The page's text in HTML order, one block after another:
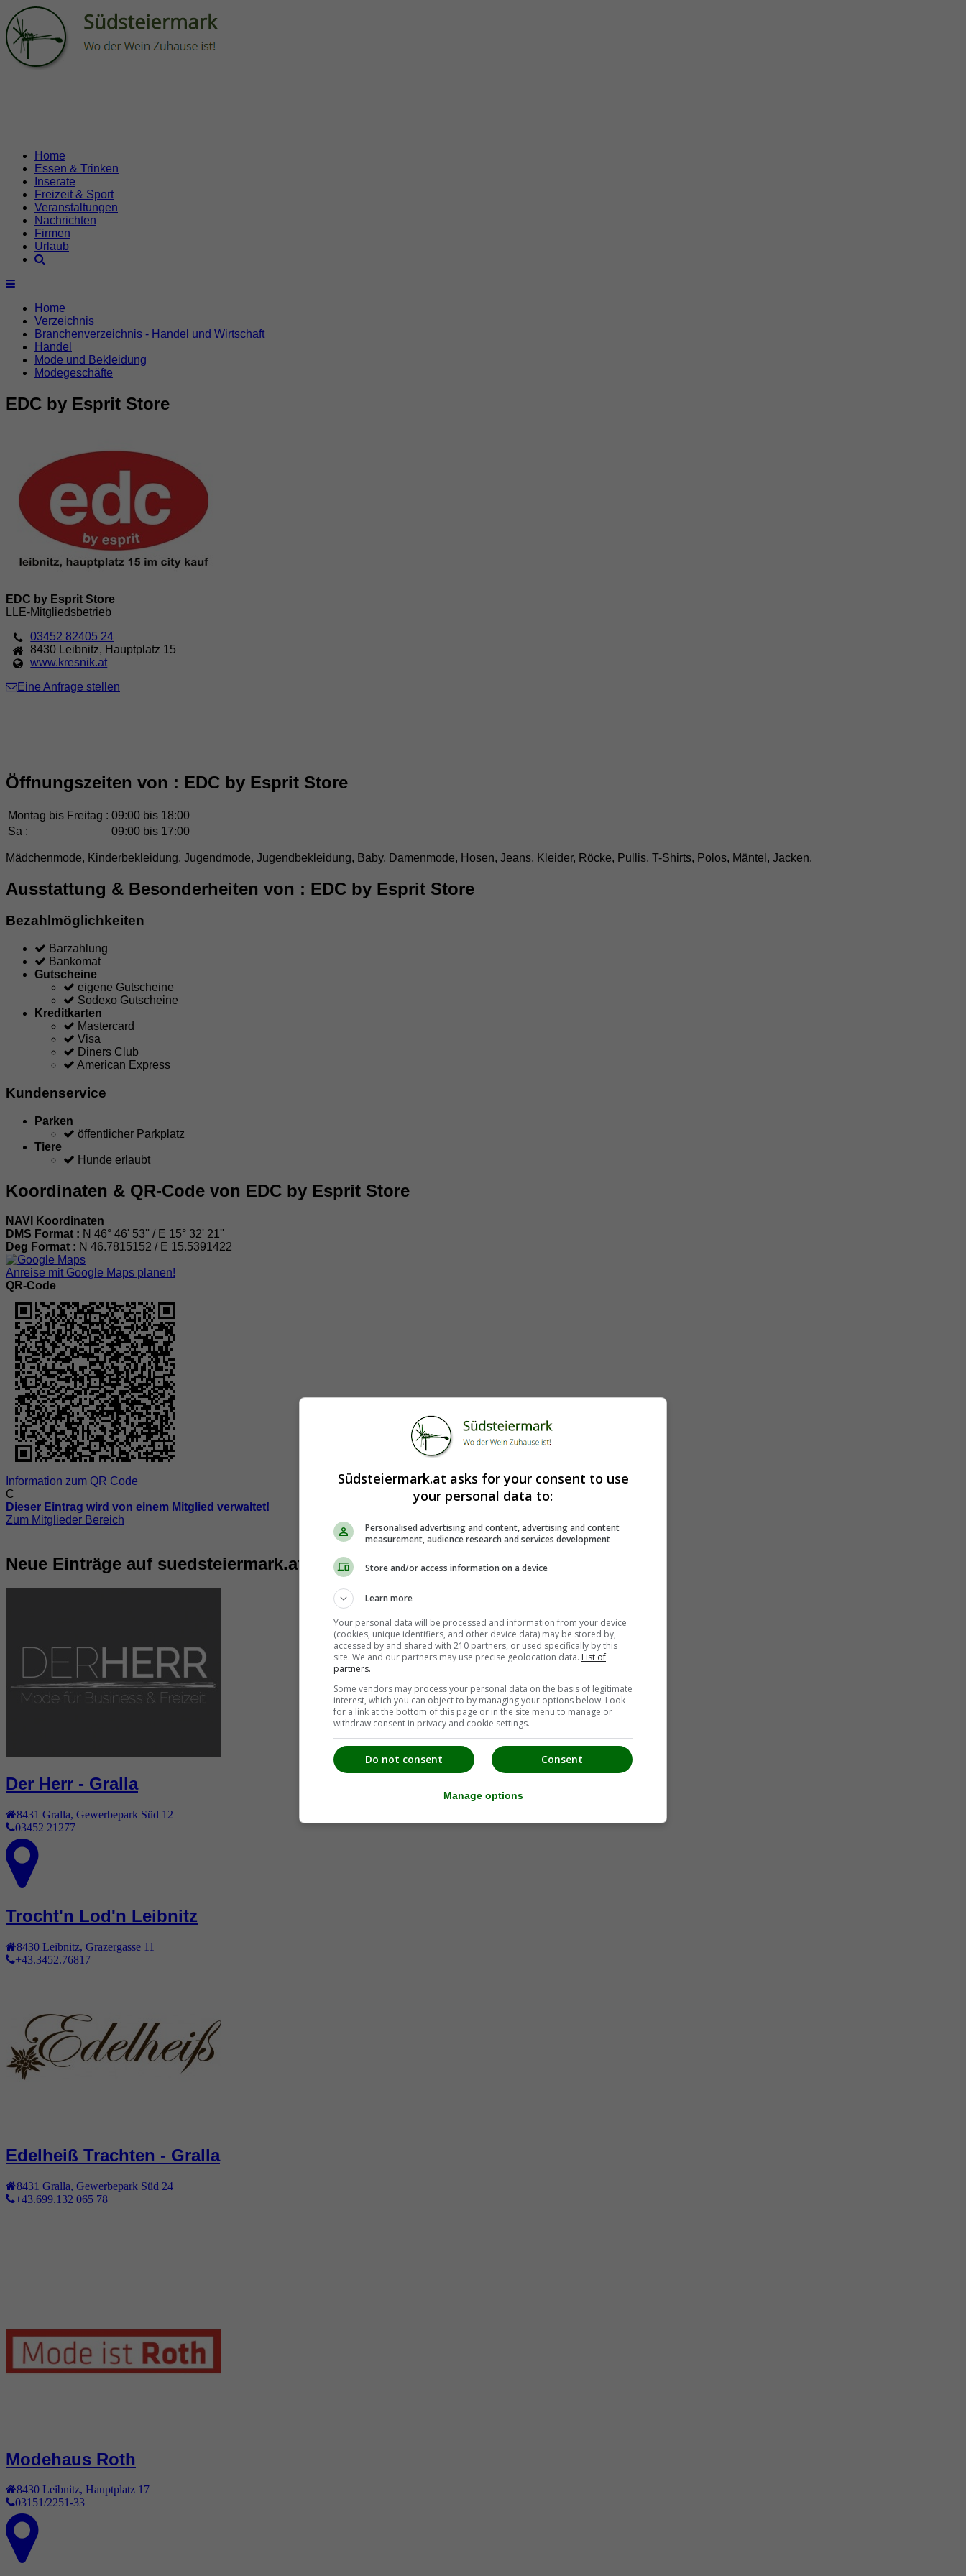
Home
Essen & Trinken
Inserate
Freizeit & Sport
Veranstaltungen
Nachrichten
Firmen
Urlaub
Home
Verzeichnis
Branchenverzeichnis - Handel und Wirtschaft
Handel
Mode und Bekleidung
Modegeschäfte
EDC by Esprit Store
EDC by Esprit Store
LLE-Mitgliedsbetrieb
03452 82405 24
8430
Leibnitz, Hauptplatz 15
www.kresnik.at
Eine Anfrage stellen
Öffnungszeiten von : EDC by Esprit Store
Montag bis Freitag : 09:00 bis 18:00
Sa :
09:00 bis 17:00
Mädchenmode, Kinderbekleidung, Jugendmode, Jugendbekleidung, Baby, Damenmode, Hosen, Jeans, Kleider, Röcke, Pullis, T-Shirts, Polos, Mäntel, Jacken.
Ausstattung & Besonderheiten von : EDC by Esprit Store
Bezahlmöglichkeiten
Barzahlung
Bankomat
Gutscheine
eigene Gutscheine
Sodexo Gutscheine
Kreditkarten
Mastercard
Visa
Diners Club
American Express
Kundenservice
Parken
öffentlicher Parkplatz
Tiere
Hunde erlaubt
Koordinaten & QR-Code von EDC by Esprit Store
NAVI Koordinaten
DMS Format : N 46° 46' 53'' / E 15° 32' 21''
Deg Format : N 46.7815152 / E 15.5391422
Anreise mit Google Maps planen!
QR-Code
Information zum QR Code
C
Dieser Eintrag wird von einem Mitglied verwaltet!
Zum Mitglieder Bereich
Neue Einträge auf suedsteiermark.at
Der Herr - Gralla
8431 Gralla Gewerbepark Süd 12
03452 21277
Trocht'n Lod'n Leibnitz
8430 Leibnitz Grazergasse 11
+43.3452.76817
Edelheiß Trachten - Gralla
8431 Gralla Gewerbepark Süd 24
+43.699.132 065 78
Modehaus Roth
8430 Leibnitz, Hauptplatz 17
03151/2251-33
Südsteiermark.at asks for your consent to use
your personal data to:
Personalised advertising and content, advertising and content
measurement, audience research and services development
Store and/or access information on a device
Learn more
Your personal data will be processed and information from your device
(cookies, unique identifiers, and other device data) may be stored by,
accessed by and shared with 210 partners, or used specifically by this
site. We and our partners may use precise geolocation data. List of
partners.
Some vendors may process your personal data on the basis of legitimate
interest, which you can object to by managing your options below. Look
for a link at the bottom of this page or in the site menu to manage or
withdraw consent in privacy and cookie settings.
Consent
Do not consent
Manage options